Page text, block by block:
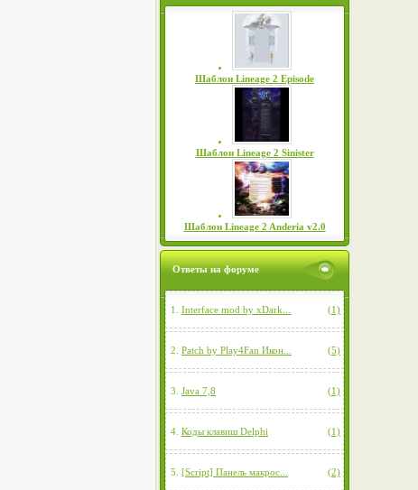
Шаблон Lineage 2 Episode
Шаблон Lineage 2 Sinister
Шаблон Lineage 2 Anderia v2.0
Ответы на форуме
1. Interface mod by xDark... (1)
2. Patch by Play4Fan Икон... (5)
3. Java 7,8 (1)
4. Коды клавиш Delphi (1)
5. [Script] Панель макрос... (2)